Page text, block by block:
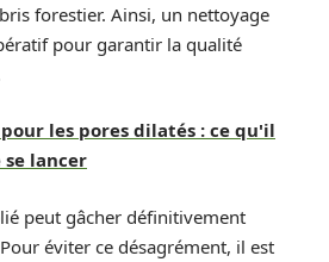
forestier. Ainsi, un nettoyage
pour garantir la qualité
les pores dilatés : ce qu'il
lancer
peut gâcher définitivement
éviter ce désagrément, il est